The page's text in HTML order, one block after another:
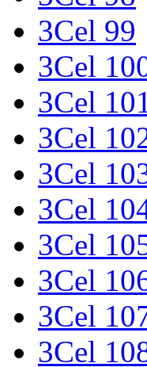
3Cel 99
3Cel
3Cel
3Cel
3Cel
3Cel
3Cel
3Cel
3Cel
3Cel